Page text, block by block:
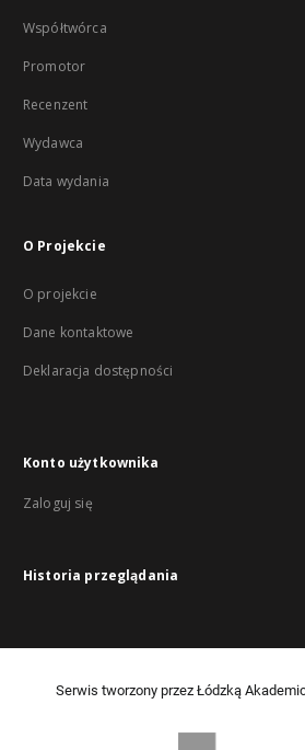
Współtwórca
Promotor
Recenzent
Wydawca
Data wydania
O Projekcie
O projekcie
Dane kontaktowe
Deklaracja dostępności
Konto użytkownika
Zaloguj się
Historia przeglądania
Serwis tworzony przez Łódzką